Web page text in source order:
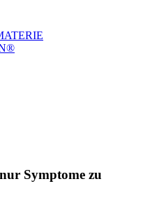
Symptome zu